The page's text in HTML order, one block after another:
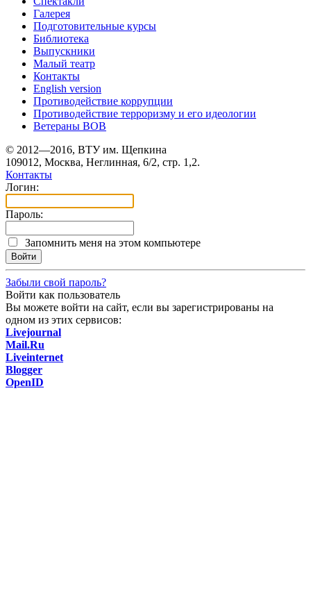
Галерея
Подготовительные курсы
Библиотека
Выпускники
Малый театр
Контакты
English version
Противодействие коррупции
Противодействие терроризму и его идеологии
Ветераны ВОВ
© 2012—2016, ВТУ им. Щепкина
109012, Москва, Неглинная, 6/2, стр. 1,2.
Контакты
Логин:
Пароль:
Запомнить меня на этом компьютере
Забыли свой пароль?
Войти как пользователь
Вы можете войти на сайт, если вы зарегистрированы на
одном из этих сервисов:
Livejournal
Mail.Ru
Liveinternet
Blogger
OpenID